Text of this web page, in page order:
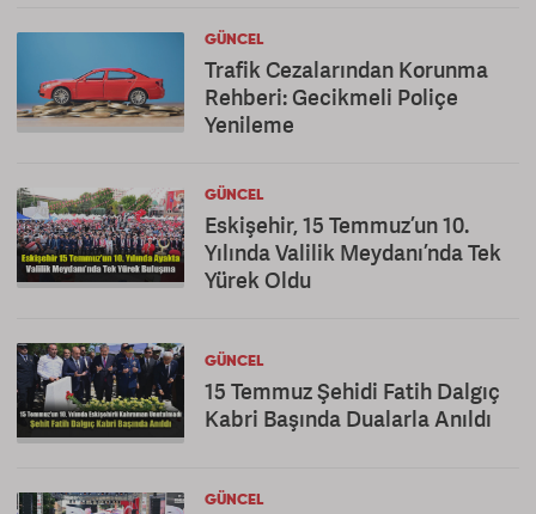
GÜNCEL
Trafik Cezalarından Korunma
Rehberi: Gecikmeli Poliçe
Yenileme
GÜNCEL
Eskişehir, 15 Temmuz’un 10.
Yılında Valilik Meydanı’nda Tek
Yürek Oldu
GÜNCEL
15 Temmuz Şehidi Fatih Dalgıç
Kabri Başında Dualarla Anıldı
GÜNCEL